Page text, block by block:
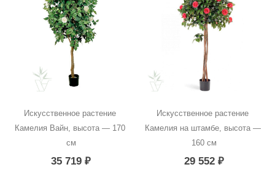
Искусственное растение
Камелия Вайн, высота — 170
см
35 719₽
Искусственное растение
Камелия на штамбе, высота —
160 см
29 552 ₽